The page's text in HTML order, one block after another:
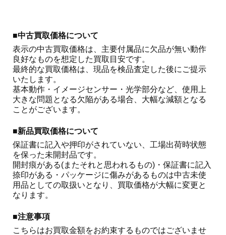
■中古買取価格について
表示の中古買取価格は、主要付属品に欠品が無い動作
良好なものを想定した買取目安です。
最終的な買取価格は、現品を検品査定した後にご提示
いたします。
基本動作・イメージセンサー・光学部分など、使用上
大きな問題となる欠陥がある場合、大幅な減額となる
ことがございます。
■新品買取価格について
保証書に記入や押印がされていない、工場出荷時状態
を保った未開封品です。
開封痕がある(またそれと思われるもの)・保証書に記入
捺印がある・パッケージに傷みがあるものは中古未使
用品としての取扱いとなり、買取価格が大幅に変更と
なります。
■注意事項
こちらはお買取金額をお約束するものではございませ